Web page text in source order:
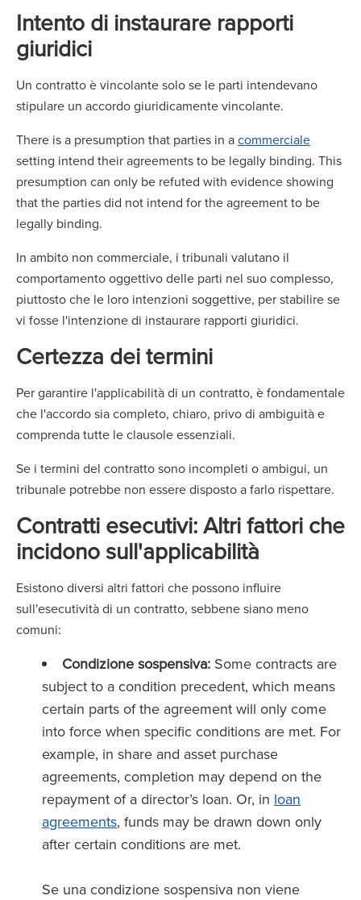
Intento di instaurare rapporti
giuridici
Un contratto è vincolante solo se le parti intendevano
stipulare un accordo giuridicamente vincolante.
There is a presumption that parties in acommerciale
setting intend their agreements to be legally binding. This
presumption can only be refuted with evidence showing
that the parties did not intend for the agreement to be
legally binding.
In ambito non commerciale, i tribunali valutano il
comportamento oggettivo delle parti nel suo complesso,
piuttosto che le loro intenzioni soggettive, per stabilire se
vi fosse l'intenzione di instaurare rapporti giuridici.
Certezza dei termini
Per garantire l'applicabilità di un contratto, è fondamentale
che l'accordo sia completo, chiaro, privo di ambiguità e
comprenda tutte le clausole essenziali.
Se i termini del contratto sono incompleti o ambigui, un
tribunale potrebbe non essere disposto a farlo rispettare.
Contratti esecutivi:Altri fattori che
incidono sull'applicabilità
Esistono diversi altri fattori che possono influire
sull'esecutività di un contratto, sebbene siano meno
comuni:
Condizione sospensiva: Some contracts are
subject to a condition precedent, which means
certain parts of the agreement will only come
into force when specific conditions are met. For
example, in share and asset purchase
agreements, completion may depend on the
repayment of a director’s loan. Or, in loan
agreements, funds may be drawn down only
after certain conditions are met.
Se una condizione sospensiva non viene